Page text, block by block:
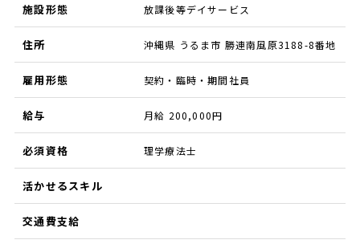
施設形態 放課後等デイサービス
住所 沖縄県 うるま市 勝連南風原3188-8番地
雇用形態 契約・臨時・期間社員
給与 月給 200,000円
必須資格 理学療法士
活かせるスキル
交通費支給